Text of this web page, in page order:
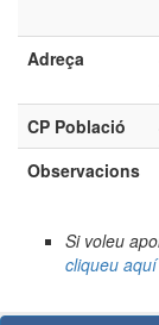
Observacions
Si voleu
cliqueu aquí
No està